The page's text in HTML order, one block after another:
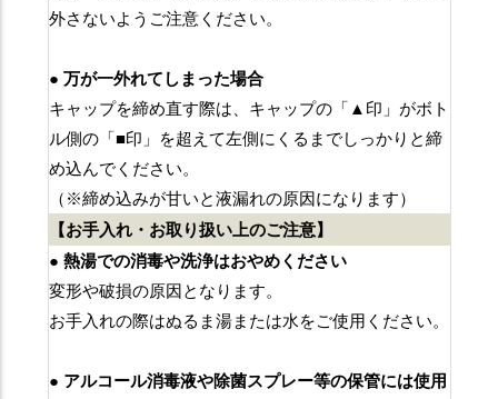
外さないようご注意ください。
● 万が一外れてしまった場合
キャップを締め直す際は、キャップの「▲印」がボト
ル側の「■印」を超えて左側にくるまでしっかりと締
め込んでください。
（※締め込みが甘いと液漏れの原因になります）
【お手入れ・お取り扱い上のご注意】
● 熱湯での消毒や洗浄はおやめください
変形や破損の原因となります。
お手入れの際はぬるま湯または水をご使用ください。
● アルコール消毒液や除菌スプレー等の保管には使用